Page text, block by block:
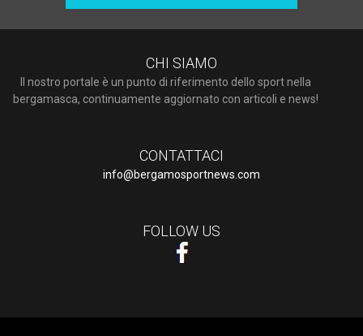
CHI SIAMO
Il nostro portale è un punto di riferimento dello sport nella
bergamasca, continuamente aggiornato con articoli e news!
CONTATTACI
info@bergamosportnews.com
FOLLOW US